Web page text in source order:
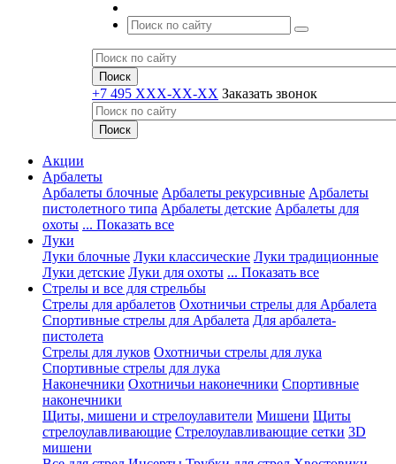
+7 495 XXX-XX-XX Заказать звонок
Акции
Арбалеты
Арбалеты блочные Арбалеты рекурсивные Арбалеты
пистолетного типа Арбалеты детские Арбалеты для
охоты ... Показать все
Луки
Луки блочные Луки классические Луки традиционные
Луки детские Луки для охоты ... Показать все
Стрелы и все для стрельбы
Стрелы для арбалетов Охотничьи стрелы для Арбалета
Спортивные стрелы для Арбалета Для арбалета-
пистолета
Стрелы для луков Охотничьи стрелы для лука
Спортивные стрелы для лука
Наконечники Охотничьи наконечники Спортивные
наконечники
Щиты, мишени и стрелоулавители Мишени Щиты
стрелоулавливающие Стрелоулавливающие сетки 3D
мишени